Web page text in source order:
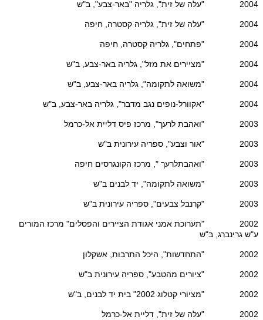
2004 "עלה של זית", גלריה "באר-צבע", ב"ש
2004 "עלה של זית", גלריה קסטרה, חיפה
2004 "פתחים", גלריה קסטרה, חיפה
2004 "מציירים את מזל", גלריה באר-צבע, ב"ש
2004 "משואה לתקומה", גלריה באר-צבע, ב"ש
2004 "אקוורל-נופים נגב מדבר", גלריה באר-צבע, ב"ש
2003 "ואהבת לרעך", מרכז פיס דליית אל-כרמל
2003 "אור וצבע", ספריה עירונית ב"ש
2003 "ואהבתלרעך ", מרכז הקונגרסים חיפה
2003 "משואה לתקומה", יד לבנים ב"ש
2003 "קרנבל צבעים", ספריה עירונית ב"ש
2002 "תערוכת אמני אגודת הציירים והפסלים" מרכז המורים
ע"ש גרינברג, ב"ש
2002 "התחדשות", היכל התרבות, אשקלון
2002 "ציורים מהטבע", ספריה עירונית ב"ש
2002 "מציורי קטלוג 2002" בית יד לבנים, ב"ש
2002 "עלה של זית", דליית אל-כרמל